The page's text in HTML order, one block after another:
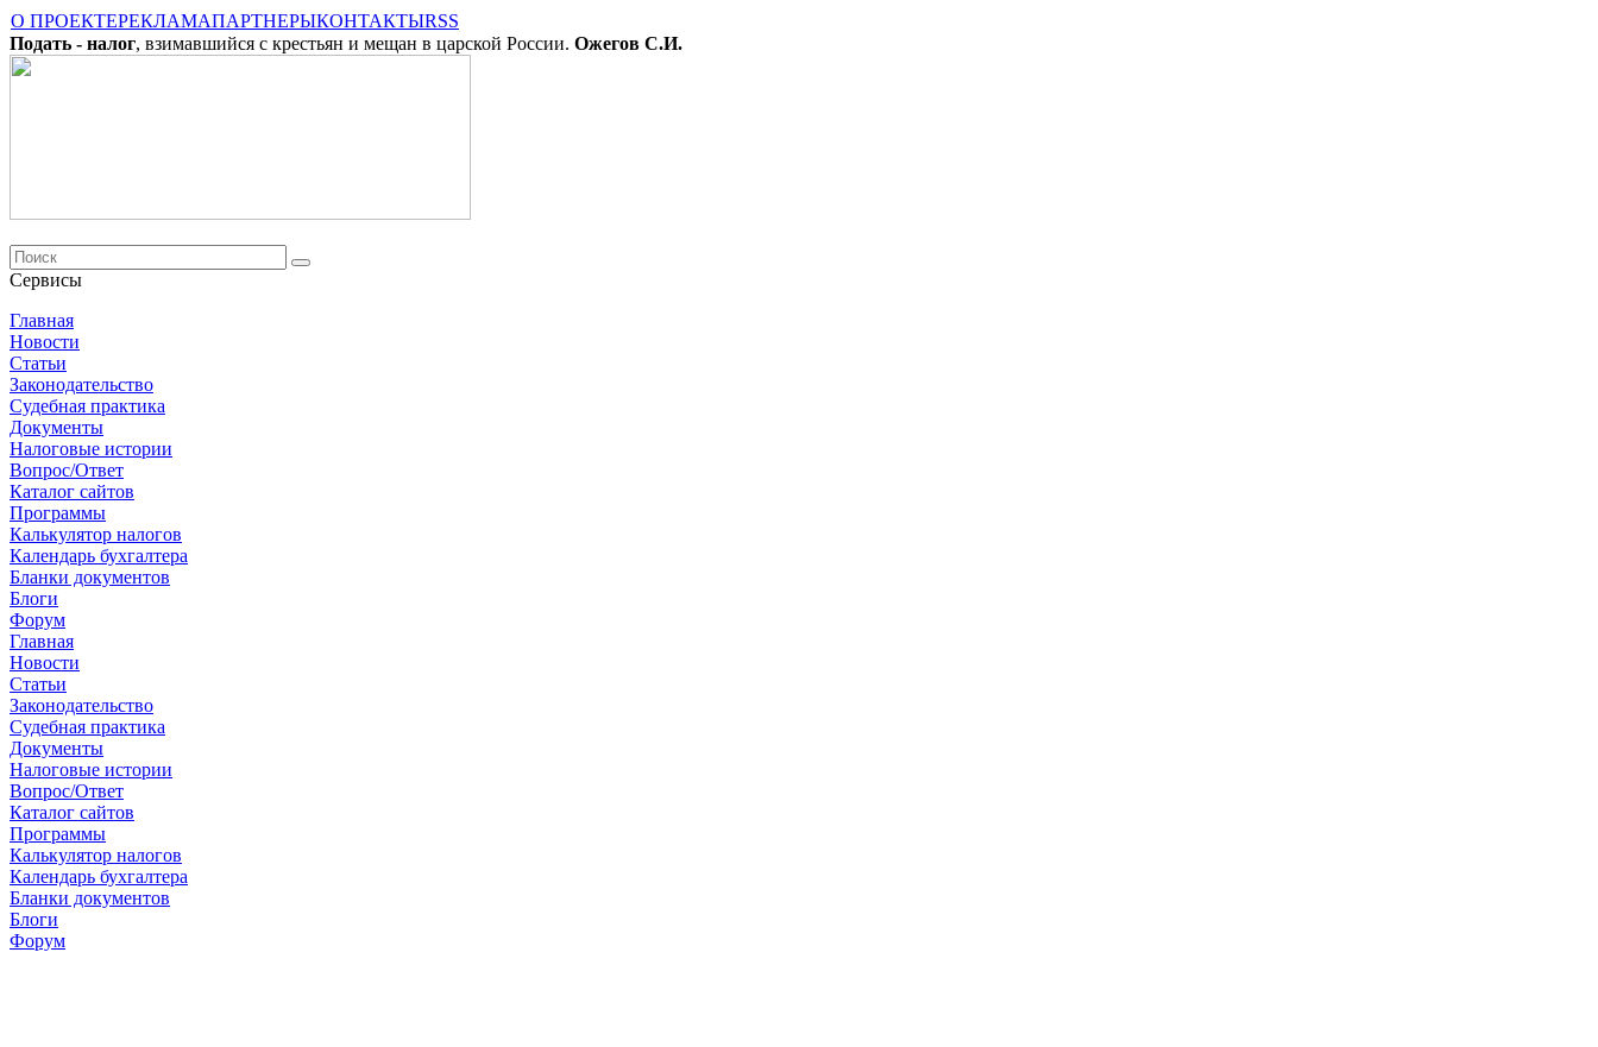
О ПРОЕКТЕРЕКЛАМАПАРТНЕРЫКОНТАКТЫRSS
Подать - налог, взимавшийся с крестьян и мещан в царской России. Ожегов С.И.
Сервисы
Главная
Новости
Cтатьи
Законодательство
Судебная практика
Документы
Налоговые истории
Вопрос/Ответ
Каталог сайтов
Программы
Калькулятор налогов
Календарь бухгалтера
Бланки документов
Блоги
Форум
Главная
Новости
Cтатьи
Законодательство
Судебная практика
Документы
Налоговые истории
Вопрос/Ответ
Каталог сайтов
Программы
Калькулятор налогов
Календарь бухгалтера
Бланки документов
Блоги
Форум